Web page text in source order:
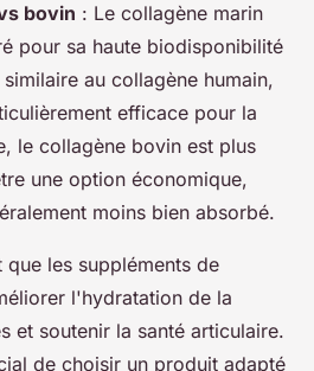
bovin : Le collagène marin
pour sa haute biodisponibilité
au collagène humain,
efficace pour la
le collagène bovin est plus
une option économique,
moins bien absorbé.
que les suppléments de
l'hydratation de la
et soutenir la santé articulaire.
de choisir un produit adapté